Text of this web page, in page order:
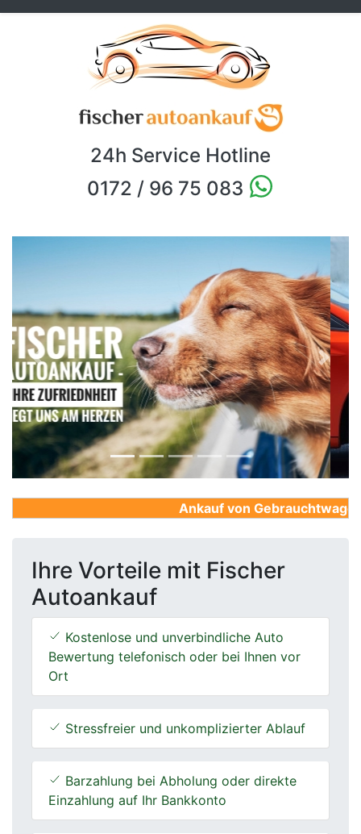
24h Service Hotline
0172 / 96 75 083
Previous Next
Ankauf von
Ihre Vorteile mit Fischer
Autoankauf
Kostenlose und unverbindliche Auto
Bewertung telefonisch oder bei Ihnen vor
Ort
Stressfreier und unkomplizierter Ablauf
Barzahlung bei Abholung oder direkte
Einzahlung auf Ihr Bankkonto